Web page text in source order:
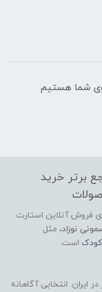
برتر خرید
فروش آنلاین استارت
نوزاد، مثل
کودک است.
ایران. انتخابی آگاهانه